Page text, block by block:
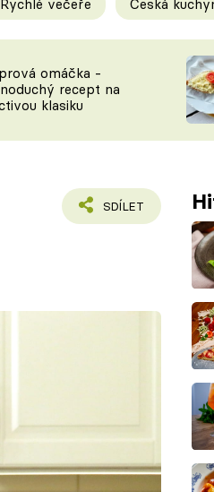
ČASOPIS
Rychlé večeře Česká
omáčka -
recept na
klasiku
SDÍLET